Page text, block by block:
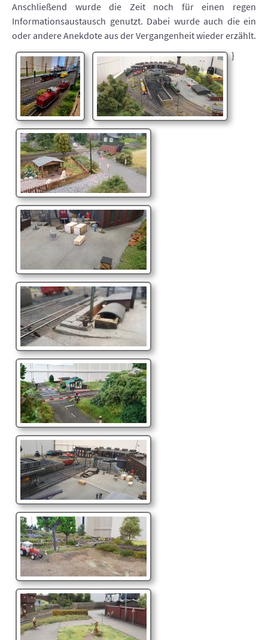
Anschließend wurde die Zeit noch für einen regen
Informationsaustausch genutzt. Dabei wurde auch die ein
oder andere Anekdote aus der Vergangenheit wieder erzählt.
}